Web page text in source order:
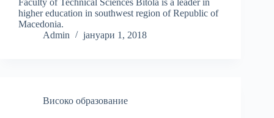
Faculty of Technical Sciences Bitola is a leader in
higher education in southwest region of Republic of
Macedonia.
Admin
јануари 1, 2018
Високо образование